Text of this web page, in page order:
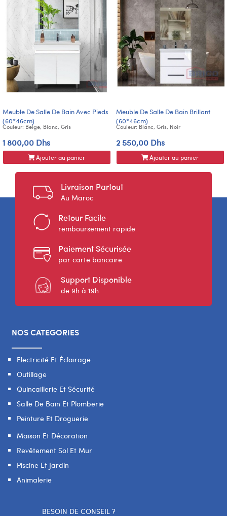
Meuble De Salle De Bain Avec Pieds
(60*46cm)
Couleur: Beige, Blanc, Gris
1 800,00 Dhs
Ajouter au panier
Meuble De Salle De Bain Brillant
(60*46cm)
Couleur: Blanc, Gris, Noir
2 550,00 Dhs
Ajouter au panier
Livraison Partout
Au Maroc
Retour Facile
remboursement rapide
Paiement Sécurisée
par carte bancaire
Support Disponible
de 9h à 19h
NOS CATEGORIES
Electricité Et Éclairage
Outillage
Quincaillerie Et Sécurité
Salle De Bain Et Plomberie
Peinture Et Droguerie
Maison Et Décoration
Revêtement Sol Et Mur
Piscine Et Jardin
Animalerie
BESOIN DE CONSEIL ?